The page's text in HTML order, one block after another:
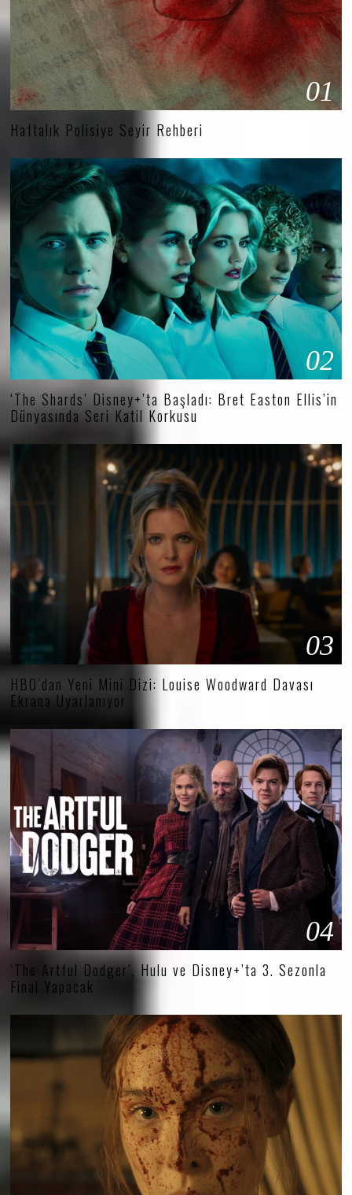
01
Haftalık Polisiye Seyir Rehberi
02
‘The Shards’ Disney+’ta Başladı: Bret Easton Ellis’in
Dünyasında Seri Katil Korkusu
03
HBO’dan Yeni Mini Dizi: Louise Woodward Davası
Ekrana Uyarlanıyor
04
‘The Artful Dodger’, Hulu ve Disney+’ta 3. Sezonla
Final Yapacak